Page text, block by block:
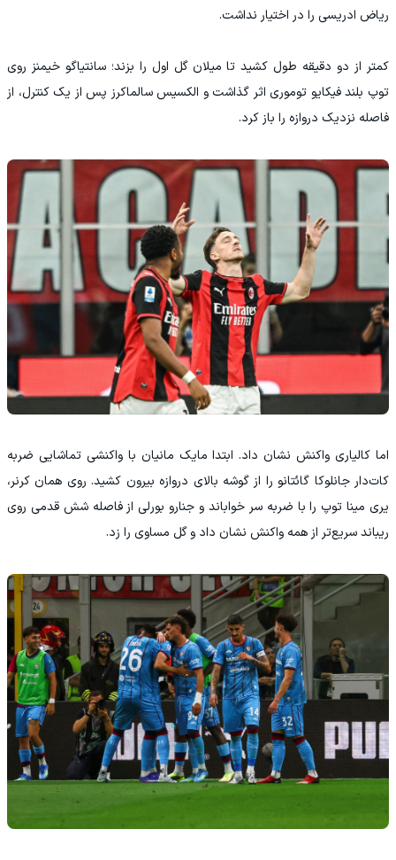
ریاض ادریسی را در اختیار نداشت.
کمتر از دو دقیقه طول کشید تا میلان گل اول را بزند؛ سانتیاگو خیمنز روی
توپ بلند فیکایو توموری اثر گذاشت و الکسیس سالماکرز پس از یک کنترل، از
فاصله نزدیک دروازه را باز کرد.
اما کالیاری واکنش نشان داد. ابتدا مایک مانیان با واکنشی تماشایی ضربه
کات‌دار جانلوکا گائتانو را از گوشه بالای دروازه بیرون کشید. روی همان کرنر،
یری مینا توپ را با ضربه سر خواباند و جنارو بورلی از فاصله شش قدمی روی
ریباند سریع‌تر از همه واکنش نشان داد و گل مساوی را زد.